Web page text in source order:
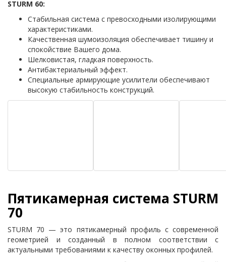
STURM 60:
Стабильная система с превосходными изолирующими
характеристиками.
Качественная шумоизоляция обеспечивает тишину и
спокойствие Вашего дома.
Шелковистая, гладкая поверхность.
Антибактериальный эффект.
Специальные армирующие усилители обеспечивают
высокую стабильность конструкций.
Пятикамерная система STURM
70
STURM 70 — это пятикамерный профиль с современной
геометрией и созданный в полном соответствии с
актуальными требованиями к качеству оконных профилей.